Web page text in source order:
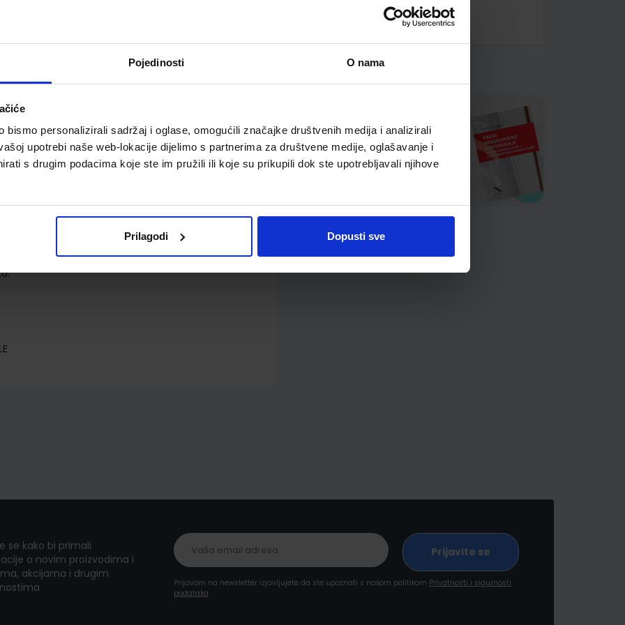
Pojedinosti O nama
bismo personalizirali sadržaj i oglase, omogućili značajke društvenih medija i analizirali
upotrebi naše web-lokacije dijelimo s partnerima za društvene medije, oglašavanje i
s drugim podacima koje ste im pružili ili koje su prikupili dok ste upotrebljavali njihove
Prilagodi Dopusti sve
razred trogodišnjih i četverogodišnjih srednjih
se kako bi primali
o novim proizvodima i
akcijama i drugim
Prijavom na newsletter izjavljujete da ste upoznati s našom politikom Privatnosti i sigurnosti
podataka